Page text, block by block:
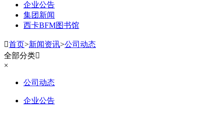
企业公告
集团新闻
西卡BFM图书馆
首页>新闻资讯>公司动态
全部分类
×
公司动态
企业公告